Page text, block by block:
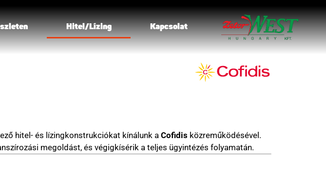
Hitel/Lízing Kapcsolat
hitel- és lízingkonstrukciókat kínálunk a Cofidis közreműködésével.
megoldást, és végigkísérik a teljes ügyintézés folyamatán.